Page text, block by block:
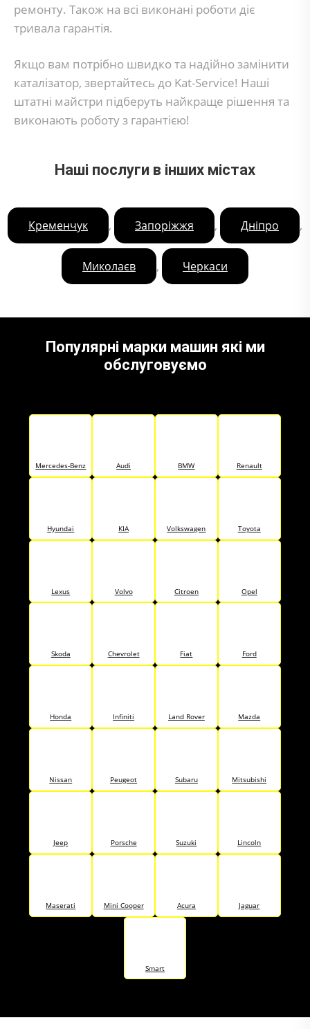
ремонту. Також на всі виконані роботи діє
тривала гарантія.
Якщо вам потрібно швидко та надійно замінити
каталізатор, звертайтесь до Kat-Service! Наші
штатні майстри підберуть найкраще рішення та
виконають роботу з гарантією!
Наші послуги в інших містах
Кременчук , Запоріжжя , Дніпро ,
Миколаєв , Черкаси
Популярні марки машин які ми
обслуговуємо
Mercedes-Benz Audi BMW Renault
Hyundai KIA Volkswagen Toyota
Lexus Volvo Citroen Opel
Skoda Chevrolet Fiat Ford
Honda Infiniti Land Rover Mazda
Nissan Peugeot Subaru Mitsubishi
Jeep Porsche Suzuki Lincoln
Maserati Mini Cooper Acura Jaguar
Smart